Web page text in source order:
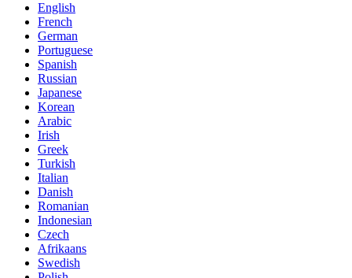
English
French
German
Portuguese
Spanish
Russian
Japanese
Korean
Arabic
Irish
Greek
Turkish
Italian
Danish
Romanian
Indonesian
Czech
Afrikaans
Swedish